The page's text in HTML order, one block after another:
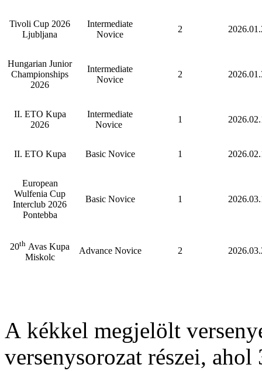
Tivoli Cup 2026
Ljubljana
Intermediate
Novice
2
Hungarian Junior
Championships
2026
Intermediate
Novice
2
II. ETO Kupa
2026
Intermediate
Novice
1
II. ETO Kupa Basic Novice 1
European
Wulfenia Cup
Interclub 2026
Pontebba
Basic Novice 1
20th Avas Kupa
Miskolc
Advance Novice 2
A kékkel megjelölt
versenysorozat részei,